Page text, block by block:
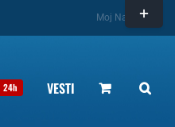
Moj Nalog
24h VESTI
Toggle
Sliding
Bar